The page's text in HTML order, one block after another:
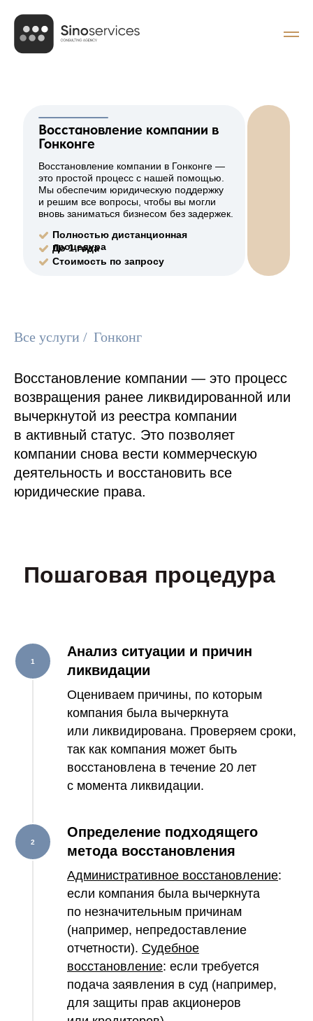
Восстановление компании в
Гонконге
Полностью дистанционная
процедура
До 1 года
Стоимость по запросу
Восстановление компании в Гонконге —
это простой процесс с нашей помощью.
Мы обеспечим юридическую поддержку
и решим все вопросы, чтобы вы могли
вновь заниматься бизнесом без задержек.
Все услуги / Гонконг
Восстановление компании — это процесс
возвращения ранее ликвидированной или
вычеркнутой из реестра компании
в активный статус. Это позволяет
компании снова вести коммерческую
деятельность и восстановить все
юридические права.
Пошаговая процедура
Анализ ситуации и причин
ликвидации
Оцениваем причины, по которым
компания была вычеркнута
или ликвидирована. Проверяем сроки,
так как компания может быть
восстановлена в течение 20 лет
с момента ликвидации.
Определение подходящего
метода восстановления
Административное восстановление:
если компания была вычеркнута
по незначительным причинам
(например, непредоставление
отчетности). Судебное
восстановление: если требуется
подача заявления в суд (например,
для защиты прав акционеров